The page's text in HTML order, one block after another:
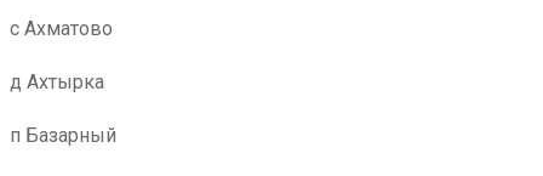
с Ахматово
д Ахтырка
п Базарный